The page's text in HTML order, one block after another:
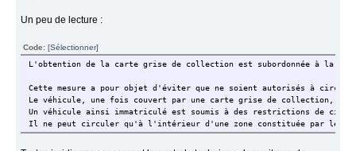
Un peu de lecture :
Code:[Sélectionner]
L'obtention de la carte grise de collection est subordonnée à la
Cette mesure a pour objet d'éviter que ne soient autorisés à
Le véhicule, une fois couvert par une carte grise de collection, est
Un véhicule ainsi immatriculé est soumis à des restrictions de
Il ne peut circuler qu'à l'intérieur d'une zone constituée par le